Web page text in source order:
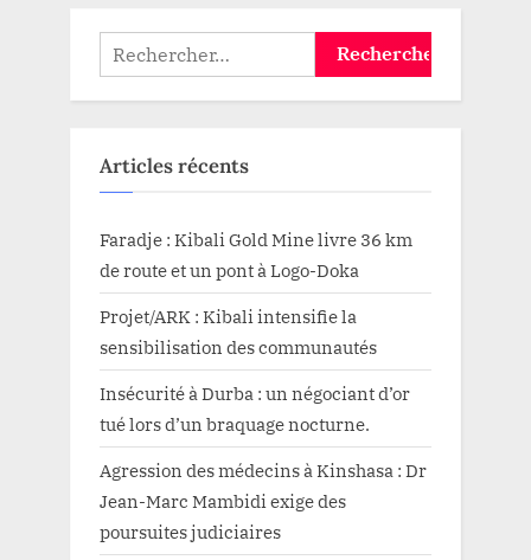
Rechercher :
Articles récents
Faradje : Kibali Gold Mine livre 36 km
de route et un pont à Logo-Doka
Projet/ARK : Kibali intensifie la
sensibilisation des communautés
Insécurité à Durba : un négociant d’or
tué lors d’un braquage nocturne.
Agression des médecins à Kinshasa : Dr
Jean-Marc Mambidi exige des
poursuites judiciaires